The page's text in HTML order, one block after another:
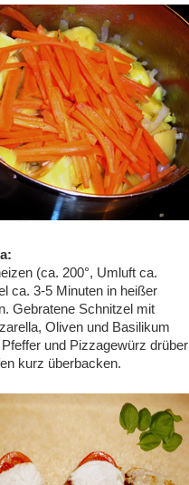
(ca. 200°, Umluft ca.
ca. 3-5 Minuten in heißer
Gebratene Schnitzel mit
Oliven und Basilikum
und Pizzagewürz drüber
kurz überbacken.